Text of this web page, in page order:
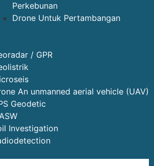
Perkebunan
Drone Untuk Pertambangan
/ GPR
An unmanned aerial vehicle (UAV)
Geodetic
Investigation